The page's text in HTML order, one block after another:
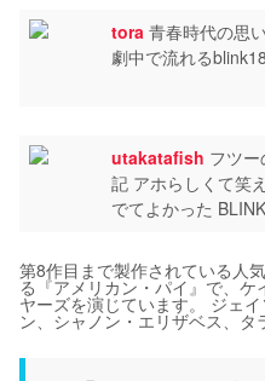
tora 青春時代の思
劇中で流れる
utakatafish フツ
記 アホらしくて笑
でてよかった
第8作目まで製作されている人
る『アメリカン・パイ』で、
ヤーズを演じています。 ジェ
ン、シャノン・エリザベス、